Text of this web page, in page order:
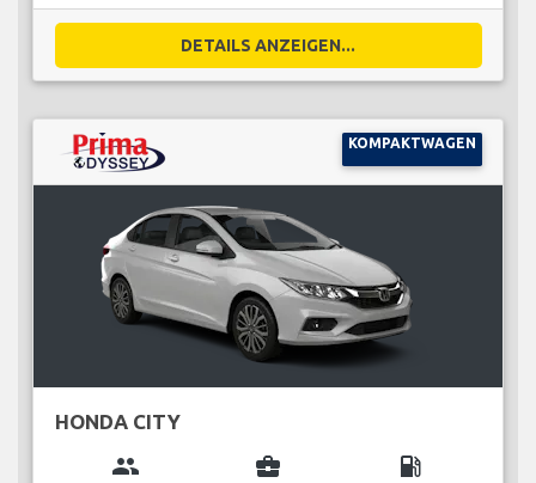
DETAILS ANZEIGEN...
KOMPAKTWAGEN
HONDA CITY
group business_center local_gas_station